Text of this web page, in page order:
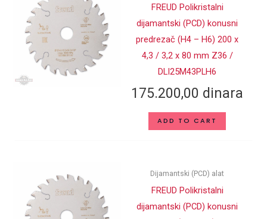
FREUD Polikristalni
dijamantski (PCD) konusni
predrezač (H4 – H6) 200 x
4,3 / 3,2 x 80 mm Z36 /
DLI25M43PLH6
175.200,00 dinara
ADD TO CART
Dijamantski (PCD) alat
FREUD Polikristalni
dijamantski (PCD) konusni